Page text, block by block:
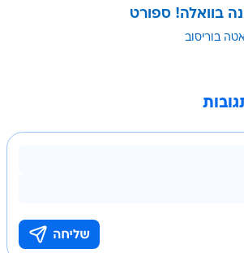
בוואלה! ספורט
בוריסוב